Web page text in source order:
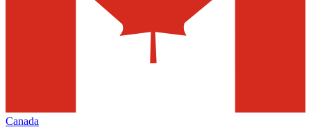
Canada